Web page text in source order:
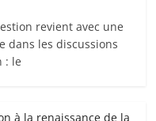
revient avec une
dans les discussions
: le
à la renaissance de la